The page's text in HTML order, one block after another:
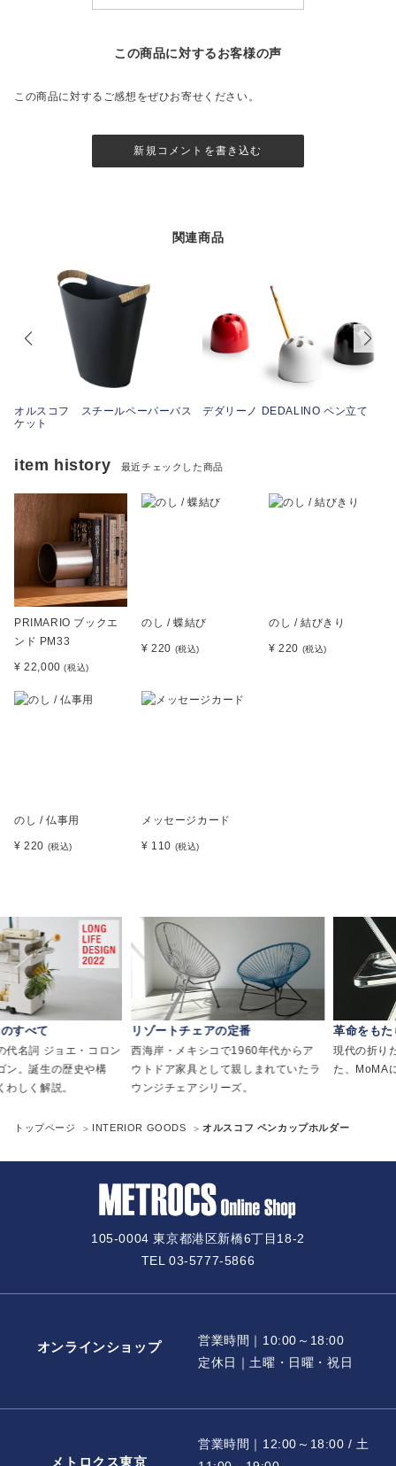
この商品に対するお客様の声
この商品に対するご感想をぜひお寄せください。
新規コメントを書き込む
関連商品
オルスコフ スチールペーパーバス
ケット
デダリーノ DEDALINO ペン立て
item history 最近チェックした商品
PRIMARIO ブックエ
ンド PM33
¥ 22,000(税込)
のし / 蝶結び
¥ 220 (税込)
のし / 結びきり
¥ 220 (税込)
のし / 仏事用
¥ 220 (税込)
メッセージカード
¥ 110 (税込)
て
ジョエ・コロン
生の歴史や構
解説。
リゾートチェアの定番
西海岸・メキシコで1960年代からア
ウトドア家具として親しまれていたラ
ウンジチェアシリーズ。
革命をもたらし
現代の折りたた
た、MoMAにも収
トップページ INTERIOR GOODS オルスコフ ペンカップホルダー
105-0004 東京都港区新橋6丁目18-2
TEL 03-5777-5866
オンラインショップ
営業時間｜10:00～18:00
定休日｜土曜・日曜・祝日
メトロクス東京
営業時間｜12:00～18:00 / 土